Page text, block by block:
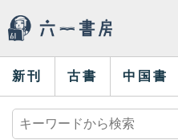
新刊 古書 中国書